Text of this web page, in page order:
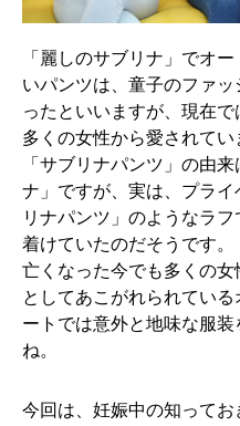
「麗しのサブリナ」でオ
いパンツは、童子のファ
ったといいますが、現在
多くの女性から愛されてい
「サブリナパンツ」の由
ナ」ですが、実は、プラ
リナパンツ」のようなラ
着けていたのだそうです。
亡くなった今でも多くの
としてあこがれられてい
ートでは意外と地味な服
ね。
今回は、妊娠中の知って